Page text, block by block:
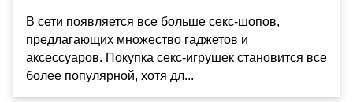
В сети появляется все больше секс-шопов,
предлагающих множество гаджетов и
аксессуаров. Покупка секс-игрушек становится все
более популярной, хотя дл...